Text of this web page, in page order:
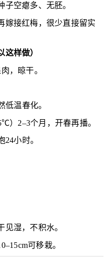
空瘪多、无胚。
嫁接红梅，很少直接留实
这样做）
，晾干。
低温春化。
）2–3个月，开春再播。
小时。
湿，不积水。
可移栽。